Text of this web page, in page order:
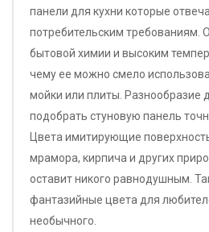
панели для кухни которые
потребительским требованиям.
бытовой химии и высоким
чему ее можно смело
мойки или плиты. Разнообразие
подобрать стуновую панель
Цвета имитирующие
мрамора, кирпича и других
оставит никого равнодушным.
фантазийные цвета для
необычного.